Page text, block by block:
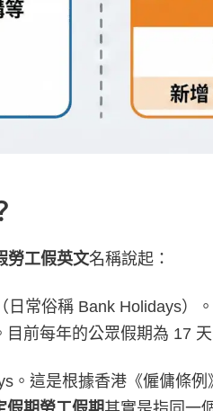
勞工假英文名稱說起：
日常俗稱 Bank Holidays）
前每年的公眾假期為 17 天
。這是根據香港《僱傭條